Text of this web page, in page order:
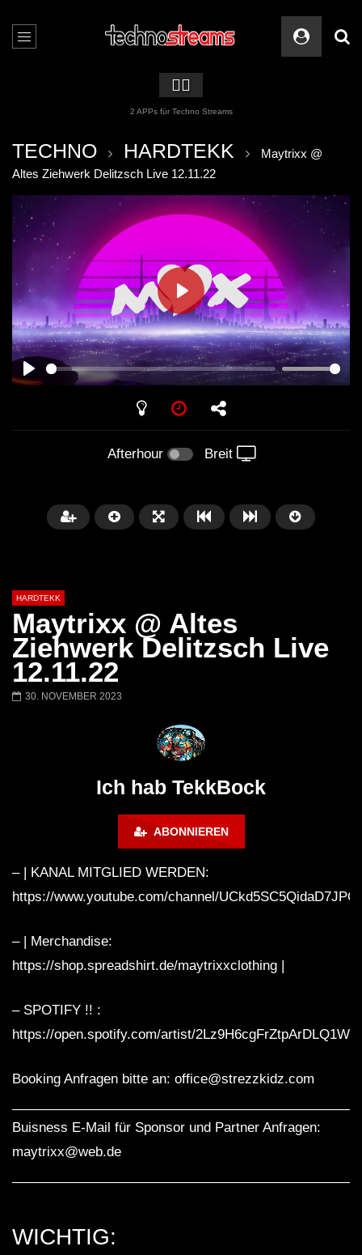
🏳️‍🌈
2 APPs für Techno Streams
TECHNO HARDTEKK
Maytrixx @
Altes Ziehwerk Delitzsch Live 12.11.22
PLAY
PLAY
Afterhour Breit
Halberstadt 06.07.13 [HQ]
HARDTEKK
Maytrixx @ Altes
Ziehwerk Delitzsch Live
12.11.22
30. NOVEMBER 2023
Ich hab TekkBock
ABONNIEREN
– | KANAL MITGLIED WERDEN:
https://www.youtube.com/channel/
– | Merchandise:
https://shop.spreadshirt.de/maytrixxclothing |
– SPOTIFY !! :
https://open.spotify.com/artist/
Booking Anfragen bitte an: office@strezzkidz.com
Buisness E-Mail für Sponsor und Partner Anfragen:
maytrixx@web.de
WICHTIG: